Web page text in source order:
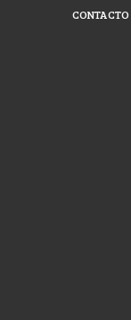
CONTACTO